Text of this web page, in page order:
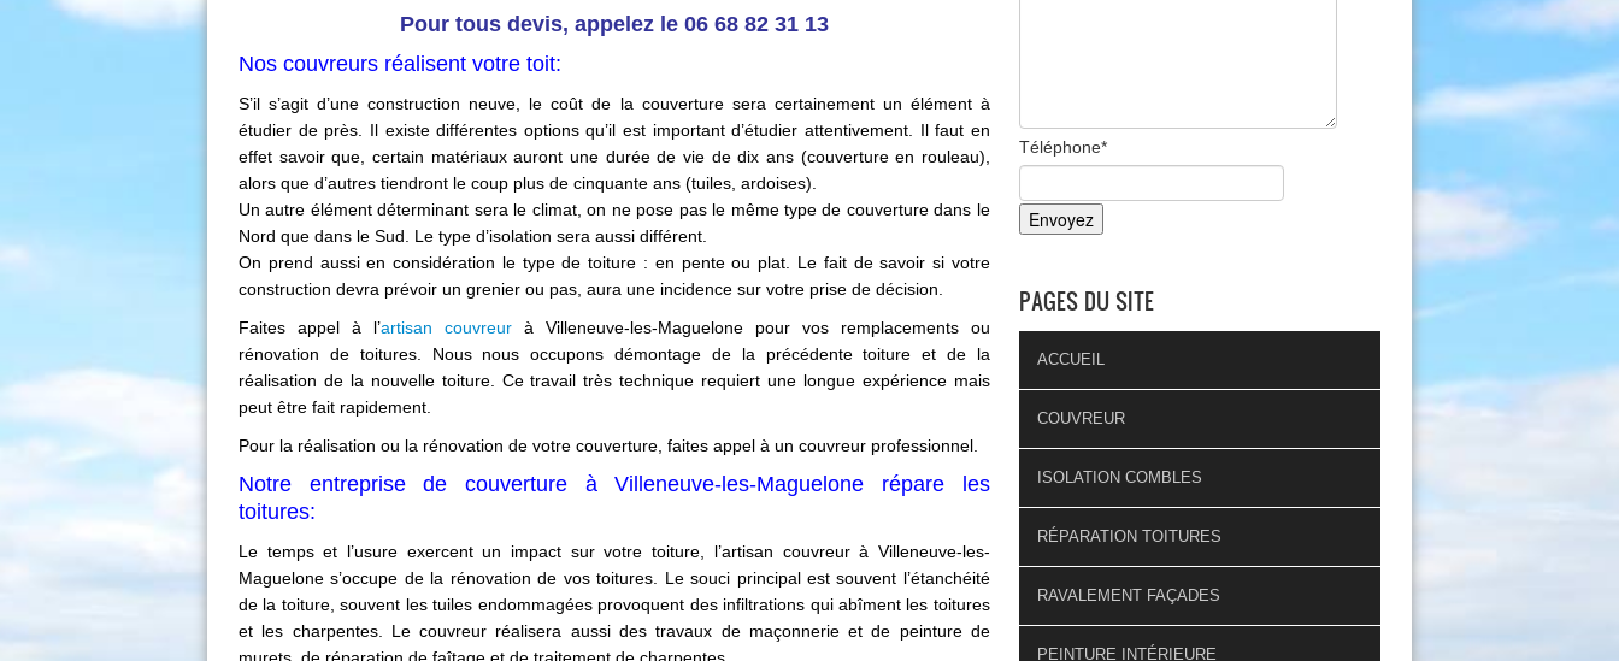
Pour tous devis, appelez le 06 68 82 31 13
Nos couvreurs réalisent votre toit:
S’il s’agit d’une construction neuve, le coût de la couverture sera certainement un élément à
étudier de près. Il existe différentes options qu’il est important d’étudier attentivement. Il faut en
effet savoir que, certain matériaux auront une durée de vie de dix ans (couverture en rouleau),
alors que d’autres tiendront le coup plus de cinquante ans (tuiles, ardoises).
Un autre élément déterminant sera le climat, on ne pose pas le même type de couverture dans le
Nord que dans le Sud. Le type d’isolation sera aussi différent.
On prend aussi en considération le type de toiture : en pente ou plat. Le fait de savoir si votre
construction devra prévoir un grenier ou pas, aura une incidence sur votre prise de décision.
Faites appel à l’artisan couvreur à Villeneuve-les-Maguelone pour vos remplacements ou
rénovation de toitures. Nous nous occupons démontage de la précédente toiture et de la
réalisation de la nouvelle toiture. Ce travail très technique requiert une longue expérience mais
peut être fait rapidement.
Pour la réalisation ou la rénovation de votre couverture, faites appel à un couvreur professionnel.
Notre entreprise de couverture à Villeneuve-les-Maguelone répare les
toitures:
Le temps et l’usure exercent un impact sur votre toiture, l’artisan couvreur à Villeneuve-les-
Maguelone s’occupe de la rénovation de vos toitures. Le souci principal est souvent l’étanchéité
de la toiture, souvent les tuiles endommagées provoquent des infiltrations qui abîment les toitures
et les charpentes. Le couvreur réalisera aussi des travaux de maçonnerie et de peinture de
Téléphone*
PAGES DU SITE
ACCUEIL
COUVREUR
ISOLATION COMBLES
RÉPARATION TOITURES
RAVALEMENT FAÇADES
PEINTURE INTÉRIEURE